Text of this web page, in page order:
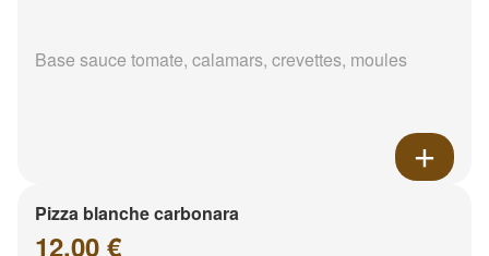
Base sauce tomate, calamars, crevettes, moules
Pizza blanche carbonara
12.00 €